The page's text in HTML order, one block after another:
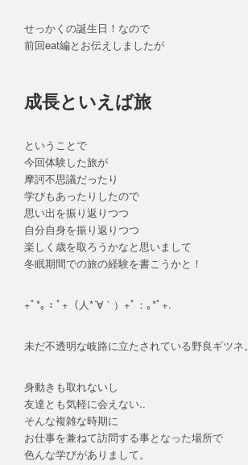
せっかくの誕生日！なので
前回eat編とお伝えしましたが
成長といえば旅
ということで
今回体験した旅が
摩訶不思議だったり
学びもあったりしたので
思い出を振り返りつつ
自分自身を振り返りつつ
楽しく歳を取ろうかなと思いまして
冬眠期間での旅の経験を書こうかと！
+ﾟ*｡：ﾟ+（人*´∀｀）+ﾟ：｡*ﾟ+.
未だ不透明な岐路に立たされている野良ギツネ。
身動きも取れないし
友達とも気軽に会えない..
そんな複雑な時期に
お仕事を兼ねて訪問する事となった場所で
色んな学びがありまして。